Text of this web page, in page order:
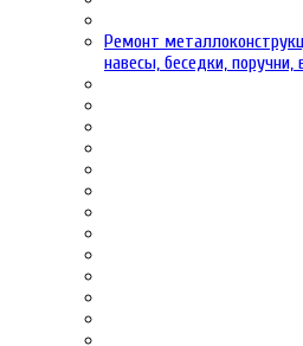
Ремонт
навесы, беседки, поручни,